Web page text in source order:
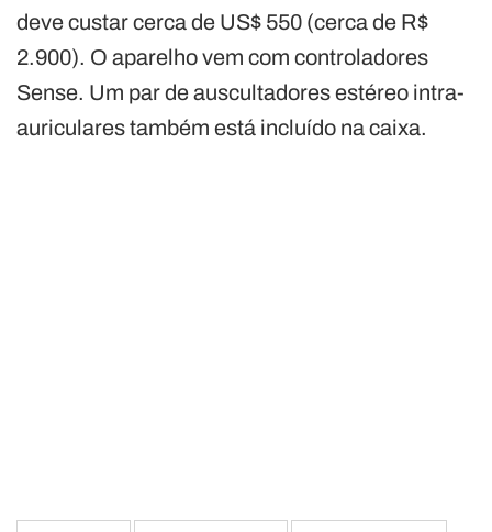
deve custar cerca de US$ 550 (cerca de R$
2.900). O aparelho vem com controladores
Sense. Um par de auscultadores estéreo intra-
auriculares também está incluído na caixa.